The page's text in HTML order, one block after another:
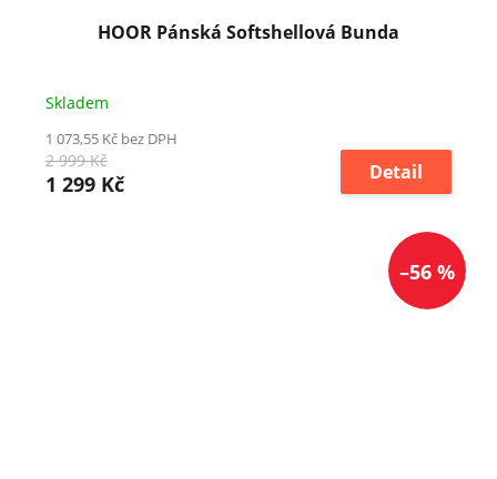
HOOR Pánská Softshellová Bunda
Skladem
1 073,55 Kč bez DPH
2 999 Kč
1 299 Kč Detail
–56 %